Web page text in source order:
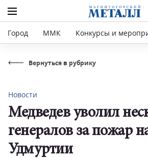
Город ММК Конкурсы и
Вернуться в рубрику
Новости
Медведев уволил
генералов за пожар
Удмуртии